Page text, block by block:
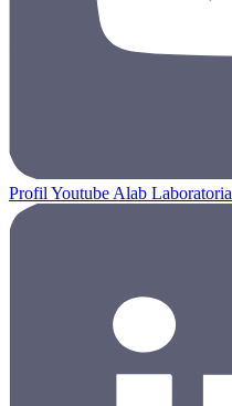
Profil Youtube Alab Laboratoria